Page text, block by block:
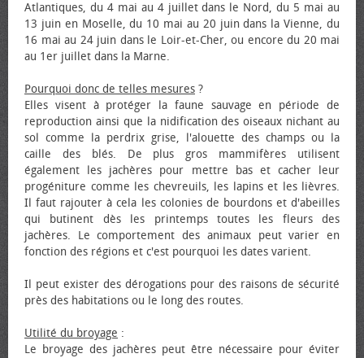
Atlantiques, du 4 mai au 4 juillet dans le Nord, du 5 mai au
13 juin en Moselle, du 10 mai au 20 juin dans la Vienne, du
16 mai au 24 juin dans le Loir-et-Cher, ou encore du 20 mai
au 1er juillet dans la Marne.
Pourquoi donc de telles mesures ?
Elles visent à protéger la faune sauvage en période de
reproduction ainsi que la nidification des oiseaux nichant au
sol comme la perdrix grise, l'alouette des champs ou la
caille des blés. De plus gros mammifères utilisent
également les jachères pour mettre bas et cacher leur
progéniture comme les chevreuils, les lapins et les lièvres.
Il faut rajouter à cela les colonies de bourdons et d'abeilles
qui butinent dès les printemps toutes les fleurs des
jachères. Le comportement des animaux peut varier en
fonction des régions et c'est pourquoi les dates varient.
Il peut exister des dérogations pour des raisons de sécurité
près des habitations ou le long des routes.
Utilité du broyage :
Le broyage des jachères peut être nécessaire pour éviter